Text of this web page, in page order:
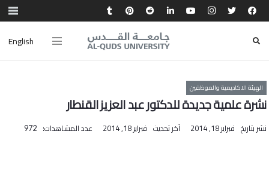
English
الهيئة الاكاديمية والموظفين
نشرة علمية جديدة للدكتور عبد العزيز القنطار
نشر بتاريخ فبراير 18, 2014 آخر تحديث فبراير 18, 2014 عدد المشاهدات: 972